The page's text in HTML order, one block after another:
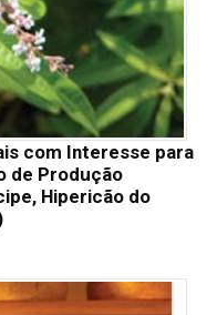
com Interesse para
de Produção
Hipericão do